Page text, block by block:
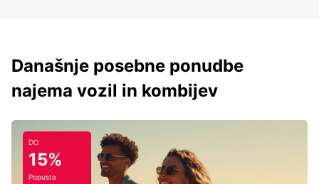
Današnje posebne ponudbe
najema vozil in kombijev
DO
15%
Popusta